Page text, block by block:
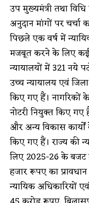
उप मुख्यमंत्री तथा विधि
अनुदान मांगों पर
पिछले एक वर्ष में
मजबूत करने के लिए कई
न्यायालयों में 321 नये
उच्च न्यायालय एवं
किए गए हैं। नागरिकों
नोटरी नियुक्त किए
और अन्य विकास
किए गए हैं। राज्य की
लिए 2025-26 के बजट
हजार रूपए का
न्यायिक अधिकारियों